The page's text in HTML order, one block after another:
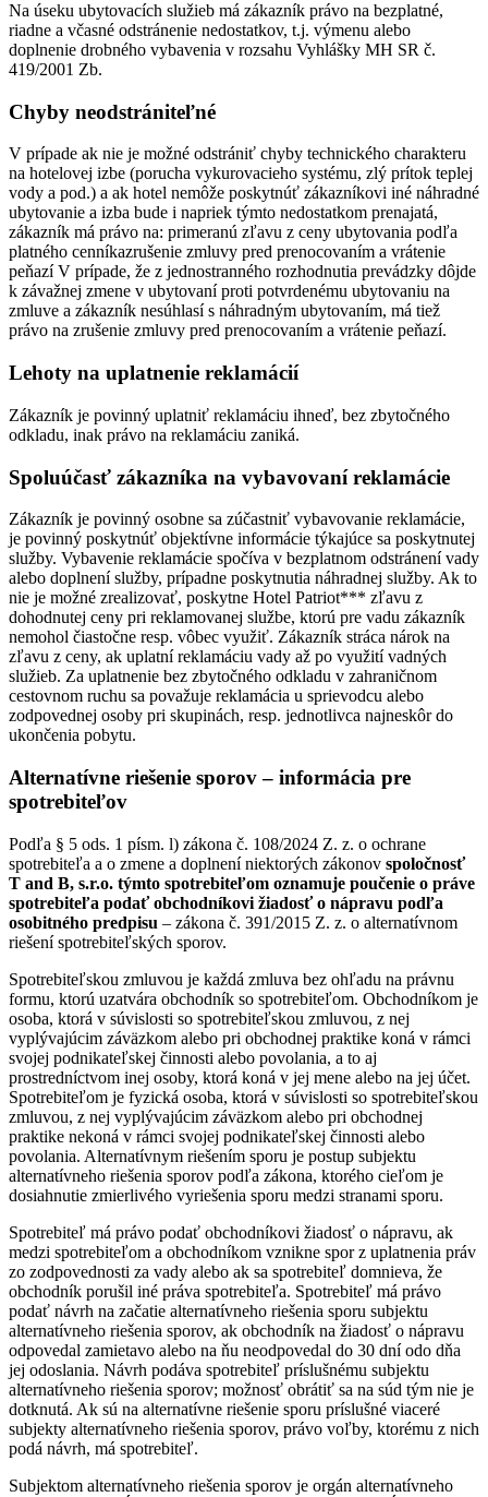
Na úseku ubytovacích služieb má zákazník právo na bezplatné,
riadne a včasné odstránenie nedostatkov, t.j. výmenu alebo
doplnenie drobného vybavenia v rozsahu Vyhlášky MH SR č.
419/2001 Zb.
Chyby neodstrániteľné
V prípade ak nie je možné odstrániť chyby technického charakteru
na hotelovej izbe (porucha vykurovacieho systému, zlý prítok teplej
vody a pod.) a ak hotel nemôže poskytnúť zákazníkovi iné náhradné
ubytovanie a izba bude i napriek týmto nedostatkom prenajatá,
zákazník má právo na: primeranú zľavu z ceny ubytovania podľa
platného cenníkazrušenie zmluvy pred prenocovaním a vrátenie
peňazí V prípade, že z jednostranného rozhodnutia prevádzky dôjde
k závažnej zmene v ubytovaní proti potvrdenému ubytovaniu na
zmluve a zákazník nesúhlasí s náhradným ubytovaním, má tiež
právo na zrušenie zmluvy pred prenocovaním a vrátenie peňazí.
Lehoty na uplatnenie reklamácií
Zákazník je povinný uplatniť reklamáciu ihneď, bez zbytočného
odkladu, inak právo na reklamáciu zaniká.
Spoluúčasť zákazníka na vybavovaní reklamácie
Zákazník je povinný osobne sa zúčastniť vybavovanie reklamácie,
je povinný poskytnúť objektívne informácie týkajúce sa poskytnutej
služby. Vybavenie reklamácie spočíva v bezplatnom odstránení vady
alebo doplnení služby, prípadne poskytnutia náhradnej služby. Ak to
nie je možné zrealizovať, poskytne Hotel Patriot*** zľavu z
dohodnutej ceny pri reklamovanej službe, ktorú pre vadu zákazník
nemohol čiastočne resp. vôbec využiť. Zákazník stráca nárok na
zľavu z ceny, ak uplatní reklamáciu vady až po využití vadných
služieb. Za uplatnenie bez zbytočného odkladu v zahraničnom
cestovnom ruchu sa považuje reklamácia u sprievodcu alebo
zodpovednej osoby pri skupinách, resp. jednotlivca najneskôr do
ukončenia pobytu.
Alternatívne riešenie sporov – informácia pre
spotrebiteľov
Podľa § 5 ods. 1 písm. l) zákona č. 108/2024 Z. z. o ochrane
spotrebiteľa a o zmene a doplnení niektorých zákonov spoločnosť
T and B, s.r.o. týmto spotrebiteľom oznamuje poučenie o práve
spotrebiteľa podať obchodníkovi žiadosť o nápravu podľa
osobitného predpisu – zákona č. 391/2015 Z. z. o alternatívnom
riešení spotrebiteľských sporov.
Spotrebiteľskou zmluvou je každá zmluva bez ohľadu na právnu
formu, ktorú uzatvára obchodník so spotrebiteľom. Obchodníkom je
osoba, ktorá v súvislosti so spotrebiteľskou zmluvou, z nej
vyplývajúcim záväzkom alebo pri obchodnej praktike koná v rámci
svojej podnikateľskej činnosti alebo povolania, a to aj
prostredníctvom inej osoby, ktorá koná v jej mene alebo na jej účet.
Spotrebiteľom je fyzická osoba, ktorá v súvislosti so spotrebiteľskou
zmluvou, z nej vyplývajúcim záväzkom alebo pri obchodnej
praktike nekoná v rámci svojej podnikateľskej činnosti alebo
povolania. Alternatívnym riešením sporu je postup subjektu
alternatívneho riešenia sporov podľa zákona, ktorého cieľom je
dosiahnutie zmierlivého vyriešenia sporu medzi stranami sporu.
Spotrebiteľ má právo podať obchodníkovi žiadosť o nápravu, ak
medzi spotrebiteľom a obchodníkom vznikne spor z uplatnenia práv
zo zodpovednosti za vady alebo ak sa spotrebiteľ domnieva, že
obchodník porušil iné práva spotrebiteľa. Spotrebiteľ má právo
podať návrh na začatie alternatívneho riešenia sporu subjektu
alternatívneho riešenia sporov, ak obchodník na žiadosť o nápravu
odpovedal zamietavo alebo na ňu neodpovedal do 30 dní odo dňa
jej odoslania. Návrh podáva spotrebiteľ príslušnému subjektu
alternatívneho riešenia sporov; možnosť obrátiť sa na súd tým nie je
dotknutá. Ak sú na alternatívne riešenie sporu príslušné viaceré
subjekty alternatívneho riešenia sporov, právo voľby, ktorému z nich
podá návrh, má spotrebiteľ.
Subjektom alternatívneho riešenia sporov je orgán alternatívneho